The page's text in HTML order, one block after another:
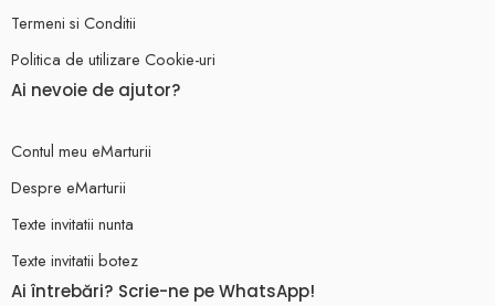
Termeni si Conditii
Politica de utilizare Cookie-uri
Ai nevoie de ajutor?
Contul meu eMarturii
Despre eMarturii
Texte invitatii nunta
Texte invitatii botez
Ai întrebări? Scrie-ne pe WhatsApp!